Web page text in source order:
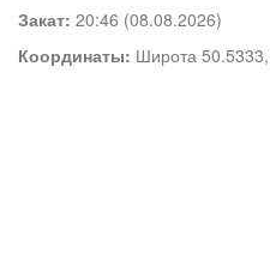
Закат: 20:46 (08.08.2026)
Координаты: Широта